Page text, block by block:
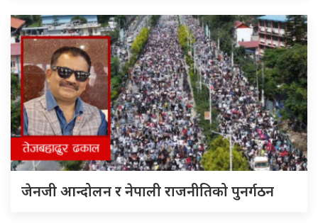
जेनजी आन्दोलन र नेपाली राजनीतिको पुनर्गठन